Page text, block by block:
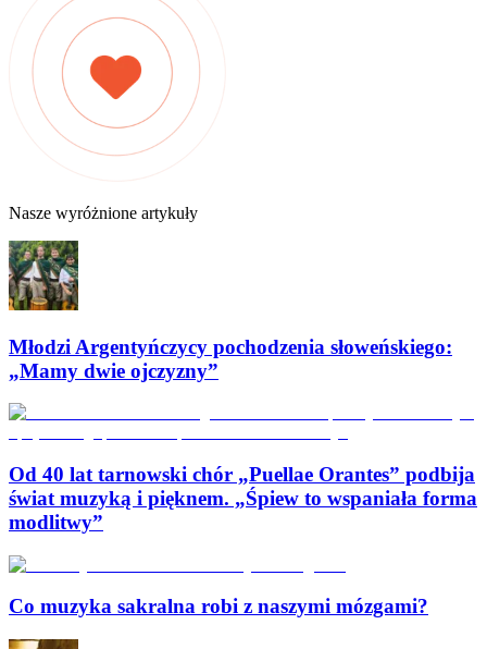
Nasze wyróżnione artykuły
Młodzi Argentyńczycy pochodzenia słoweńskiego:
„Mamy dwie ojczyzny”
Od 40 lat tarnowski chór „Puellae Orantes” podbija
świat muzyką i pięknem. „Śpiew to wspaniała forma
modlitwy”
Co muzyka sakralna robi z naszymi mózgami?